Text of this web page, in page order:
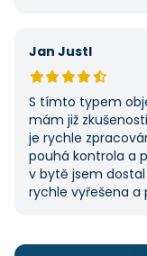
potřebovat další
Jan Justl
S tímto typem
mám již
je rychle
pouhá kontrola a
v bytě jsem dostal
rychle vyřešena a
po všech